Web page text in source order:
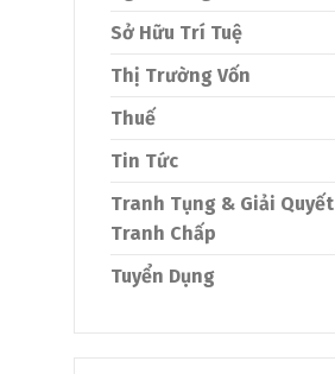
Sở Hữu Trí Tuệ
Thị Trường Vốn
Thuế
Tin Tức
Tranh Tụng & Giải Quyết
Tranh Chấp
Tuyển Dụng